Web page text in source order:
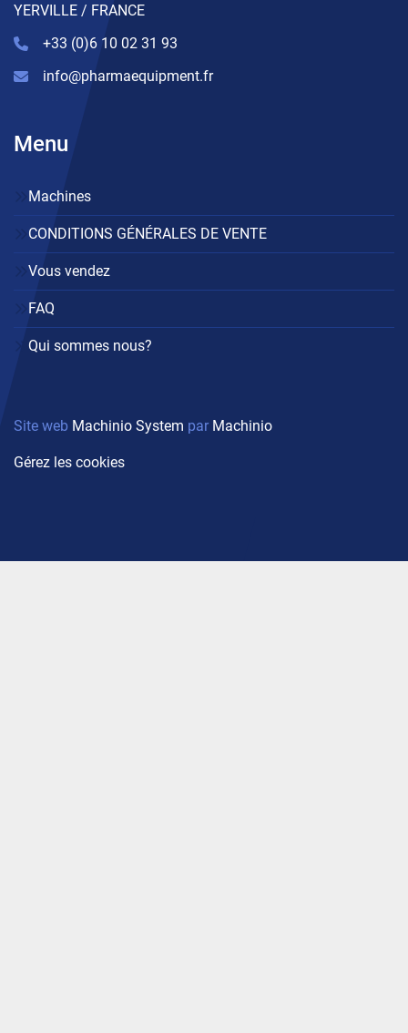
YERVILLE / FRANCE
+33 (0)6 10 02 31 93
info@pharmaequipment.fr
Menu
Machines
CONDITIONS GÉNÉRALES DE VENTE
Vous vendez
FAQ
Qui sommes nous?
Site web Machinio System par Machinio
Gérez les cookies